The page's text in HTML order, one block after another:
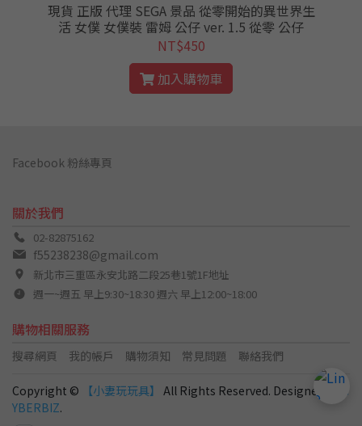
現貨 正版 代理 SEGA 景品 從零開始的異世界生
活 女僕 女僕裝 雷姆 公仔 ver. 1.5 從零 公仔
NT$450
加入購物車
關於我們
02-82875162
f55238238@gmail.com
新北市三重區永安北路二段25巷1號1F地址
週一~週五 早上9:30~18:30 週六 早上12:00~18:00
購物相關服務
搜尋網頁 我的帳戶 購物須知 常見問題 聯絡我們
Facebook 粉絲專頁
Copyright © 【小妻玩玩具】 All Rights Reserved. Designed by
C
YBERBIZ.